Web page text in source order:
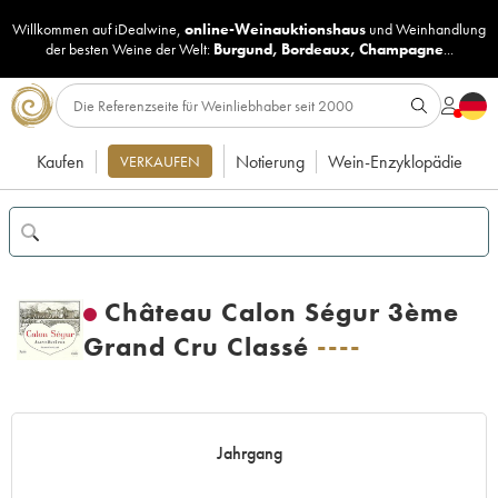
Willkommen auf iDealwine, online-Weinauktionshaus undWeinhandlung
der besten Weine der Welt: Burgund, Bordeaux, Champagne...
Kaufen VERKAUFEN Notierung Wein-Enzyklopädie
Château Calon Ségur 3ème
Grand Cru Classé ----
Jahrgang